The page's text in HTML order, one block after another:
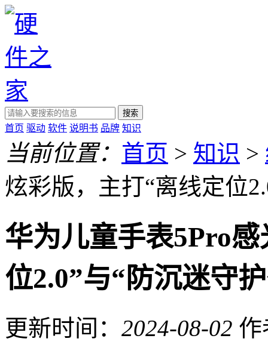
搜索
首页 驱动 软件 说明书 品牌 知识
当前位置： 首页 > 知识 >
炫彩版，主打“离线定位
华为儿童手表5Pro
位2.0”与“防沉迷守
更新时间： 2024-08-02 作